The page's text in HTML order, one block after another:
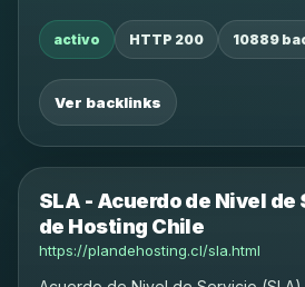
activo HTTP 200 10889
Ver backlinks
SLA - Acuerdo de Nivel de
de Hosting Chile
https://plandehosting.cl/sla.html